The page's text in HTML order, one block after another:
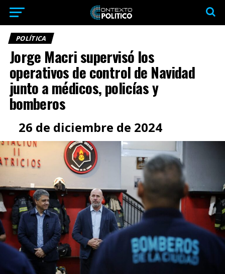
POLÍTICA
Jorge Macri supervisó los
operativos de control de Navidad
junto a médicos, policías y
bomberos
26 de diciembre de 2024